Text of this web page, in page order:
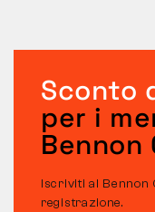
Sconto
per i
Bennon
Iscriviti al Bennon
registrazione.